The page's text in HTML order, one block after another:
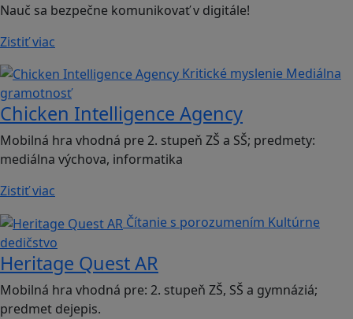
Nauč sa bezpečne komunikovať v digitále!
Zistiť viac
Kritické myslenie Mediálna
gramotnosť
Chicken Intelligence Agency
Mobilná hra vhodná pre 2. stupeň ZŠ a SŠ; predmety:
mediálna výchova, informatika
Zistiť viac
Čítanie s porozumením Kultúrne
dedičstvo
Heritage Quest AR
Mobilná hra vhodná pre: 2. stupeň ZŠ, SŠ a gymnáziá;
predmet dejepis.